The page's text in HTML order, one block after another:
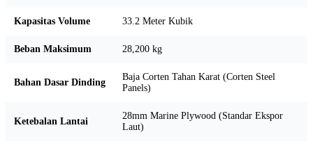
Kapasitas Volume 33.2 Meter Kubik
Beban Maksimum 28,200 kg
Bahan Dasar Dinding
Baja Corten Tahan Karat (Corten Steel
Panels)
Ketebalan Lantai
28mm Marine Plywood (Standar Ekspor
Laut)